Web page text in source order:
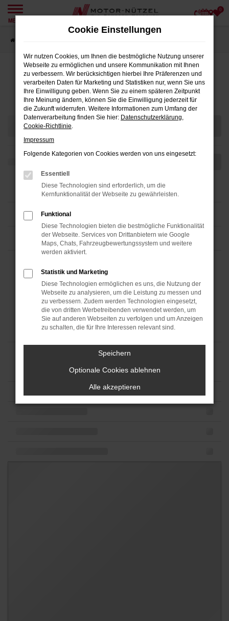
Zum
springen
MENÜ
0
Fahrzeugmarkt
Cookie Einstellungen
Wir nutzen Cookies, um Ihnen die bestmögliche Nutzung unserer
Webseite zu ermöglichen und unsere Kommunikation mit Ihnen
zu verbessern. Wir berücksichtigen hierbei Ihre Präferenzen und
verarbeiten Daten für Marketing und Statistiken nur, wenn Sie uns
Ihre Einwilligung geben. Wenn Sie zu einem späteren Zeitpunkt
Ihre Meinung ändern, können Sie die Einwilligung jederzeit für
die Zukunft widerrufen. Weitere Informationen zum Umfang der
Datenverarbeitung finden Sie hier: Datenschutzerklärung,
Cookie-Richtlinie.
Impressum
Folgende Kategorien von Cookies werden von uns eingesetzt:
Essentiell
Diese Technologien sind erforderlich, um die
Kernfunktionalität der Webseite zu gewährleisten.
Funktional
Diese Technologien bieten die bestmögliche Funktionalität
der Webseite. Services von Drittanbietern wie Google
Maps, Chats, Fahrzeugbewertungssystem und weitere
werden aktiviert.
Statistik und Marketing
Diese Technologien ermöglichen es uns, die Nutzung der
Webseite zu analysieren, um die Leistung zu messen und
zu verbessern. Zudem werden Technologien eingesetzt,
die von dritten Werbetreibenden verwendet werden, um
Sie auf anderen Webseiten zu verfolgen und um Anzeigen
zu schalten, die für Ihre Interessen relevant sind.
Speichern
Optionale Cookies ablehnen
Alle akzeptieren